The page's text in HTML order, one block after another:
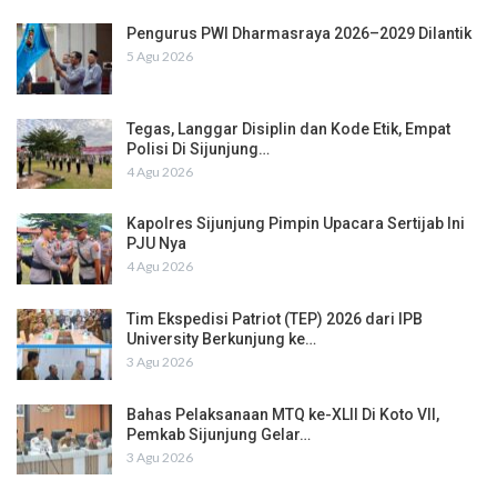
Pengurus PWI Dharmasraya 2026–2029 Dilantik
5 Agu 2026
Tegas, Langgar Disiplin dan Kode Etik, Empat
Polisi Di Sijunjung…
4 Agu 2026
Kapolres Sijunjung Pimpin Upacara Sertijab Ini
PJU Nya
4 Agu 2026
Tim Ekspedisi Patriot (TEP) 2026 dari IPB
University Berkunjung ke…
3 Agu 2026
Bahas Pelaksanaan MTQ ke-XLII Di Koto VII,
Pemkab Sijunjung Gelar…
3 Agu 2026